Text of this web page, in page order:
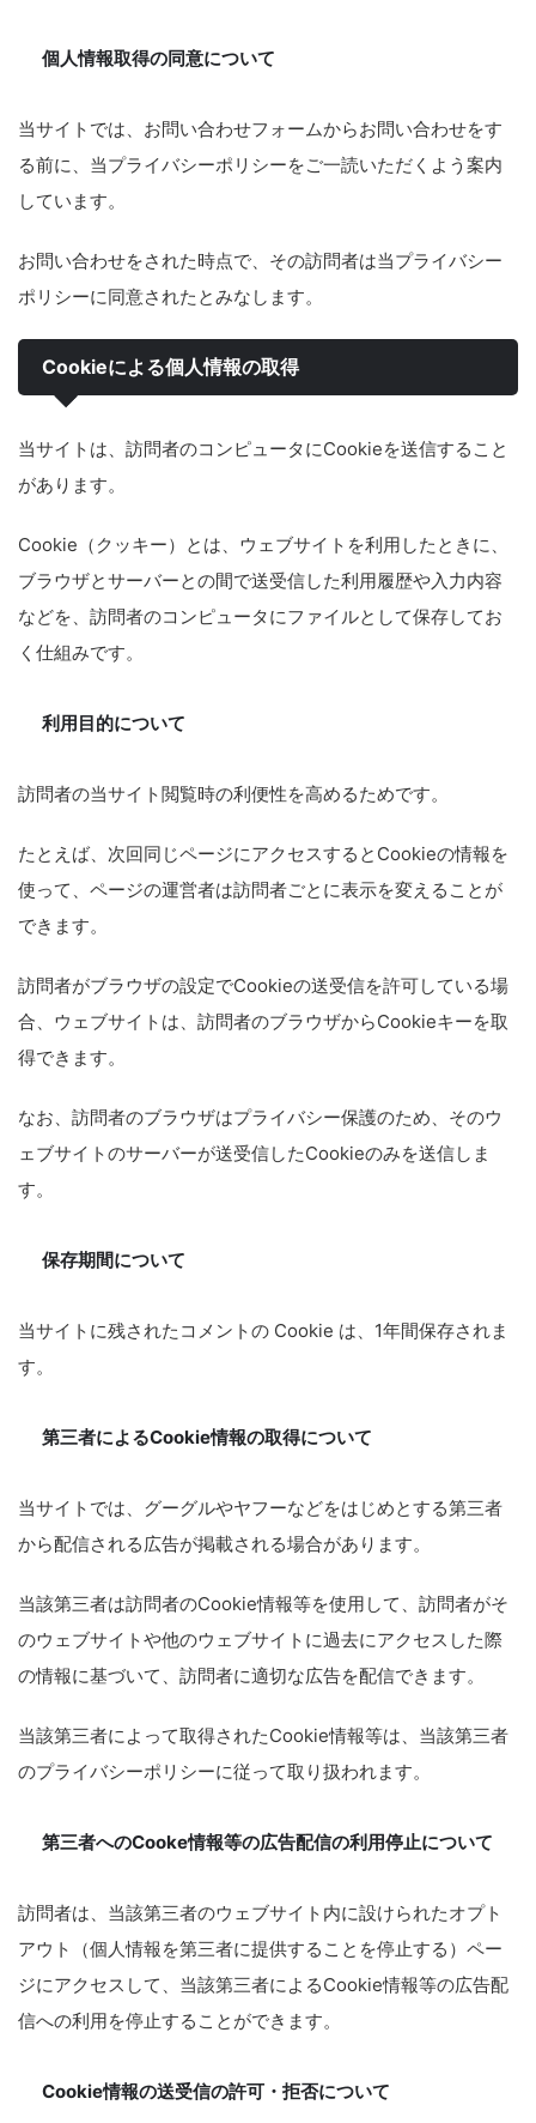
個人情報取得の同意について
当サイトでは、お問い合わせフォームからお問い合わせをす
る前に、当プライバシーポリシーをご一読いただくよう案内
しています。
お問い合わせをされた時点で、その訪問者は当プライバシー
ポリシーに同意されたとみなします。
Cookieによる個人情報の取得
当サイトは、訪問者のコンピュータにCookieを送信すること
があります。
Cookie（クッキー）とは、ウェブサイトを利用したときに、
ブラウザとサーバーとの間で送受信した利用履歴や入力内容
などを、訪問者のコンピュータにファイルとして保存してお
く仕組みです。
利用目的について
訪問者の当サイト閲覧時の利便性を高めるためです。
たとえば、次回同じページにアクセスするとCookieの情報を
使って、ページの運営者は訪問者ごとに表示を変えることが
できます。
訪問者がブラウザの設定でCookieの送受信を許可している場
合、ウェブサイトは、訪問者のブラウザからCookieキーを取
得できます。
なお、訪問者のブラウザはプライバシー保護のため、そのウ
ェブサイトのサーバーが送受信したCookieのみを送信しま
す。
保存期間について
当サイトに残されたコメントの Cookie は、1年間保存されま
す。
第三者によるCookie情報の取得について
当サイトでは、グーグルやヤフーなどをはじめとする第三者
から配信される広告が掲載される場合があります。
当該第三者は訪問者のCookie情報等を使用して、訪問者がそ
のウェブサイトや他のウェブサイトに過去にアクセスした際
の情報に基づいて、訪問者に適切な広告を配信できます。
当該第三者によって取得されたCookie情報等は、当該第三者
のプライバシーポリシーに従って取り扱われます。
第三者へのCooke情報等の広告配信の利用停止について
訪問者は、当該第三者のウェブサイト内に設けられたオプト
アウト（個人情報を第三者に提供することを停止する）ペー
ジにアクセスして、当該第三者によるCookie情報等の広告配
信への利用を停止することができます。
Cookie情報の送受信の許可・拒否について